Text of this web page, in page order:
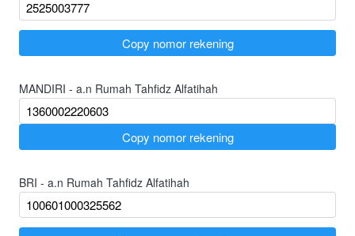
`
Copy nomor rekening
MANDIRI - a.n Rumah Tahfidz Alfatihah
`
Copy nomor rekening
BRI - a.n Rumah Tahfidz Alfatihah